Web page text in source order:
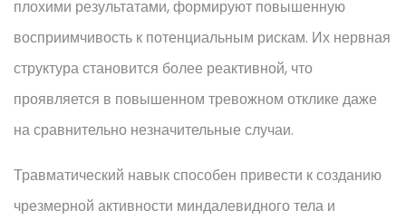
плохими результатами, формируют повышенную
восприимчивость к потенциальным рискам. Их нервная
структура становится более реактивной, что
проявляется в повышенном тревожном отклике даже
на сравнительно незначительные случаи.
Травматический навык способен привести к созданию
чрезмерной активности миндалевидного тела и